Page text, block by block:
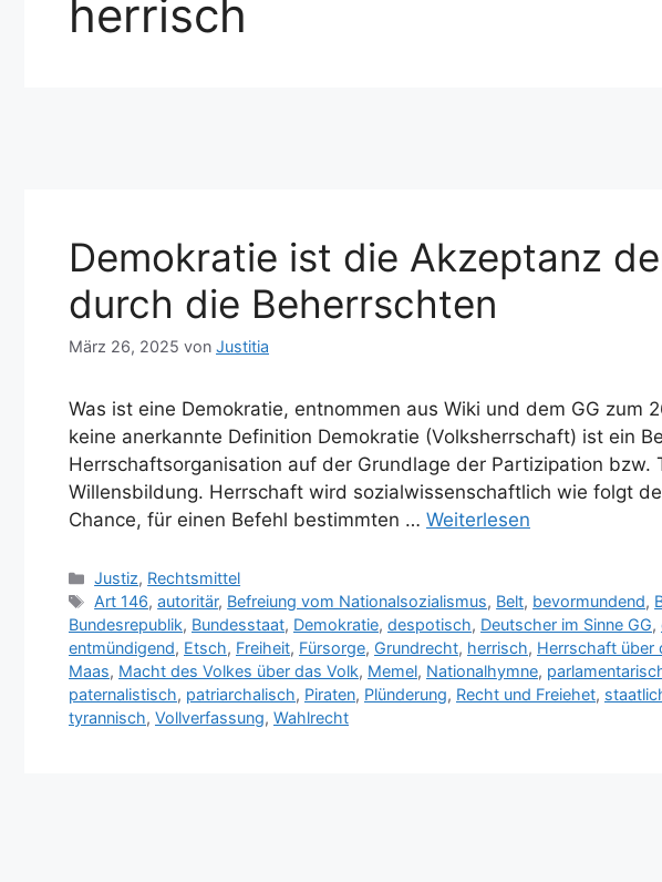
herrisch
Demokratie ist die Akzeptanz
durch die Beherrschten
März 26, 2025 von Justitia
Was ist eine Demokratie, entnommen aus Wiki und dem GG zum
keine anerkannte Definition Demokratie (Volksherrschaft) ist ein
Herrschaftsorganisation auf der Grundlage der Partizipation bzw.
Willensbildung. Herrschaft wird sozialwissenschaftlich wie folgt
Chance, für einen Befehl bestimmten … Weiterlesen
Kategorien
Justiz, Rechtsmittel
Schlagwörter
Art 146,autoritär, Befreiung vom Nationalsozialismus, Belt, bevormundend,
Bundesrepublik, Bundesstaat, Demokratie, despotisch, Deutscher im Sinne GG,
entmündigend, Etsch, Freiheit, Fürsorge, Grundrecht, herrisch, Herrschaft über
Maas, Macht des Volkes über das Volk, Memel, Nationalhymne,
paternalistisch, patriarchalisch, Piraten, Plünderung, Recht und Freiehet,
tyrannisch, Vollverfassung, Wahlrecht